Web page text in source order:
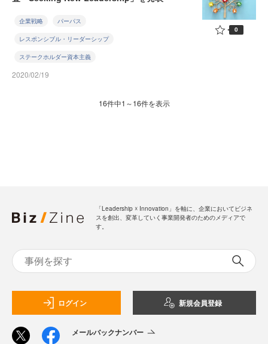
企業戦略 パーパス
レスポンシブル・リーダーシップ
ステークホルダー資本主義
2020/02/19
0
16件中1～16件を表示
「Leadership ☓ Innovation」を軸に、企業においてビジネ
スを創出、変革していく事業開発者のためのメディアで
す。
ログイン 新規会員登録
メールバックナンバー